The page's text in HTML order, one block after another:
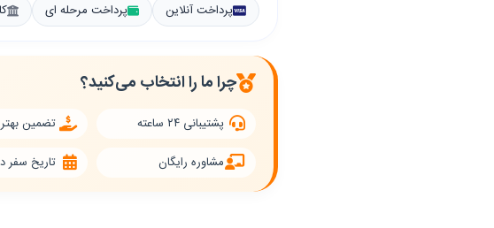
پرداخت آنلاین پرداخت مرحله ای
چرا ما را انتخاب می‌کنید؟
پشتیبانی ۲۴ ساعته تضمین
مشاوره رایگان
تاریخ سفر